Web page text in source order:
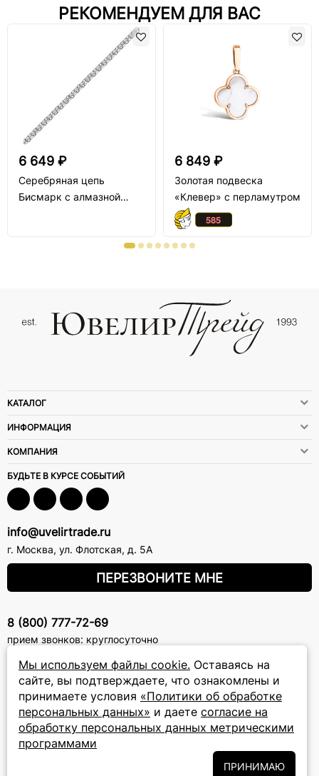
РЕКОМЕНДУЕМ ДЛЯ ВАС
6 649 ₽
Серебряная цепь
Бисмарк с алмазной
6 849 ₽
Золотая подвеска
«Клевер» с перламутром
Мы используем файлы cookie. Оставаясь на
сайте, вы подтверждаете, что ознакомлены и
принимаете условия «Политики об обработке
персональных данных» и даете согласие на
обработку персональных данных метрическими
программами
ПРИНИМАЮ
КАТАЛОГ
ИНФОРМАЦИЯ
КОМПАНИЯ
БУДЬТЕ В КУРСЕ СОБЫТИЙ
info@uvelirtrade.ru
г. Москва, ул. Флотская, д. 5А
ПЕРЕЗВОНИТЕ МНЕ
8 (800) 777-72-69
прием звонков: круглосуточно
ПОДПИСКА НА РАССЫЛКУ
Подписаться на новости
Подписываясь на рассылку, вы соглашаетесь с условиямиПолитики
обработки персональных данных